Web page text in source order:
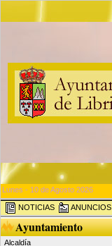
Lunes - 10 de Agosto 2026
NOTICIAS ANUNCIOS
Ayuntamiento
Alcaldía